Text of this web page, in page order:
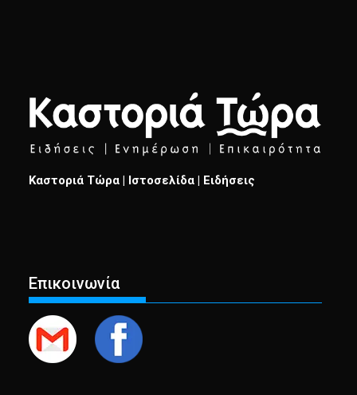
Καστοριά Τώρα | Ιστοσελίδα | Ειδήσεις
Επικοινωνία